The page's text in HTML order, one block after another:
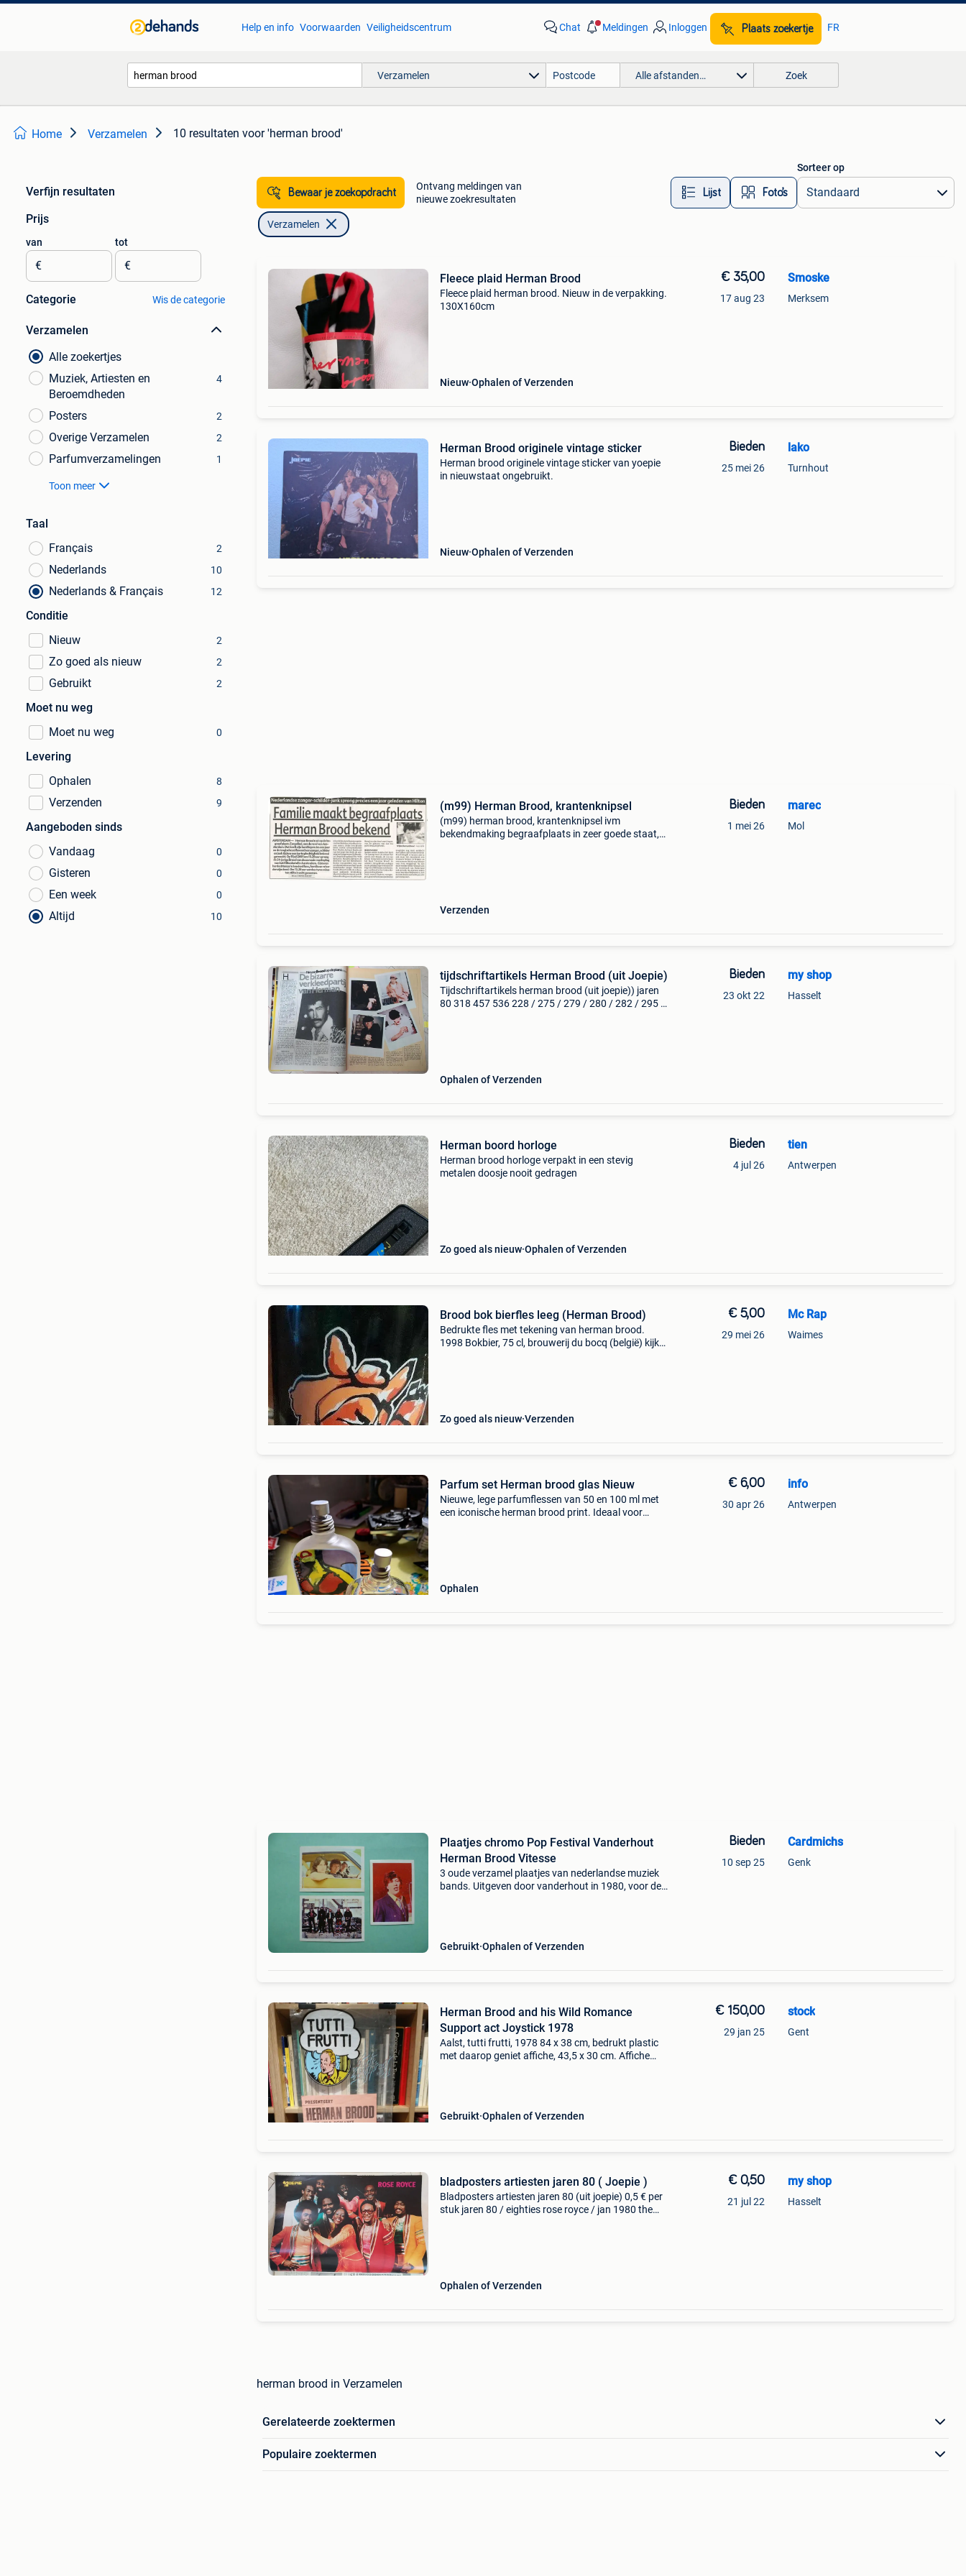
Help en info Voorwaarden Veiligheidscentrum Chat Meldingen Inloggen Plaats zoekertje FR
Verzamelen Alle afstanden… Zoek
Home Verzamelen 10 resultaten voor 'herman brood'
Verfijn resultaten
Prijs
van
€
tot
€
Categorie Wis de categorie
Verzamelen
Alle zoekertjes
Muziek, Artiesten en
Beroemdheden
4
Posters 2
Overige Verzamelen 2
Parfumverzamelingen 1
Toon meer
Taal
Français
2
Nederlands 10
Nederlands & Français 12
Conditie
Nieuw
2
Zo goed als nieuw 2
Gebruikt 2
Moet nu weg
Moet nu weg
0
Levering
Ophalen
8
Verzenden 9
Aangeboden sinds
Vandaag
0
Gisteren 0
Een week 0
Altijd 10
Bewaar je zoekopdracht
Ontvang meldingen van
nieuwe zoekresultaten
Lijst Foto’s
Sorteer op
Verzamelen
Fleece plaid Herman Brood
Fleece plaid herman brood. Nieuw in de verpakking.
130X160cm
Nieuw Ophalen of Verzenden
€ 35,00
17 aug 23
Smoske
Merksem
Herman Brood originele vintage sticker
Herman brood originele vintage sticker van yoepie
in nieuwstaat ongebruikt.
Nieuw Ophalen of Verzenden
Bieden
25 mei 26
lako
Turnhout
(m99) Herman Brood, krantenknipsel
(m99) herman brood, krantenknipsel ivm
bekendmaking begraafplaats in zeer goede staat,
Verzenden
Bieden
1 mei 26
marec
Mol
tijdschriftartikels Herman Brood (uit Joepie)
Tijdschriftartikels herman brood (uit joepie)) jaren
80 318 457 536 228 / 275 / 279 / 280 / 282 / 295 /
Ophalen of Verzenden
Bieden
23 okt 22
my shop
Hasselt
Herman boord horloge
Herman brood horloge verpakt in een stevig
metalen doosje nooit gedragen
Zo goed als nieuw Ophalen of Verzenden
Bieden
4 jul 26
tien
Antwerpen
Brood bok bierfles leeg (Herman Brood)
Bedrukte fles met tekening van herman brood.
1998 Bokbier, 75 cl, brouwerij du bocq (belgië) kijk
Zo goed als nieuw Verzenden
€ 5,00
29 mei 26
Mc Rap
Waimes
Parfum set Herman brood glas Nieuw
Nieuwe, lege parfumflessen van 50 en 100 ml met
een iconische herman brood print. Ideaal voor
Ophalen
€ 6,00
30 apr 26
info
Antwerpen
Plaatjes chromo Pop Festival Vanderhout
Herman Brood Vitesse
3 oude verzamel plaatjes van nederlandse muziek
bands. Uitgeven door vanderhout in 1980, voor de
Gebruikt Ophalen of Verzenden
Bieden
10 sep 25
Cardmichs
Genk
Herman Brood and his Wild Romance
Support act Joystick 1978
Aalst, tutti frutti, 1978 84 x 38 cm, bedrukt plastic
met daarop geniet affiche, 43,5 x 30 cm. Affiche
Gebruikt Ophalen of Verzenden
€ 150,00
29 jan 25
stock
Gent
bladposters artiesten jaren 80 ( Joepie )
Bladposters artiesten jaren 80 (uit joepie) 0,5 € per
stuk jaren 80 / eighties rose royce / jan 1980 the
Ophalen of Verzenden
€ 0,50
21 jul 22
my shop
Hasselt
herman brood in Verzamelen
Gerelateerde zoektermen
Populaire zoektermen